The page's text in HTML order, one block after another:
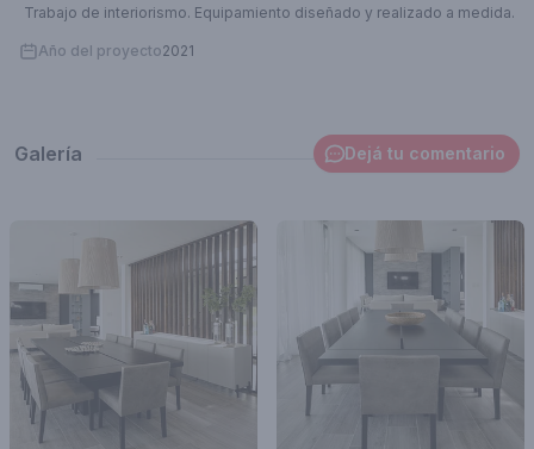
Trabajo de interiorismo. Equipamiento diseñado y realizado a medida.
Año del proyecto2021
Galería Dejá tu comentario